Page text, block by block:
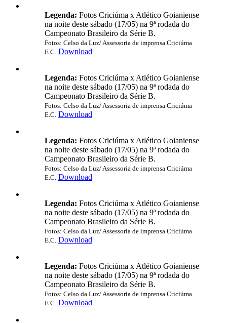
Legenda: Fotos Criciúma x Atlético Goianiense
na noite deste sábado (17/05) na 9ª rodada do
Campeonato Brasileiro da Série B.
Fotos: Celso da Luz/ Assessoria de imprensa Criciúma
E.C. Download
Legenda: Fotos Criciúma x Atlético Goianiense
na noite deste sábado (17/05) na 9ª rodada do
Campeonato Brasileiro da Série B.
Fotos: Celso da Luz/ Assessoria de imprensa Criciúma
E.C. Download
Legenda: Fotos Criciúma x Atlético Goianiense
na noite deste sábado (17/05) na 9ª rodada do
Campeonato Brasileiro da Série B.
Fotos: Celso da Luz/ Assessoria de imprensa Criciúma
E.C. Download
Legenda: Fotos Criciúma x Atlético Goianiense
na noite deste sábado (17/05) na 9ª rodada do
Campeonato Brasileiro da Série B.
Fotos: Celso da Luz/ Assessoria de imprensa Criciúma
E.C. Download
Legenda: Fotos Criciúma x Atlético Goianiense
na noite deste sábado (17/05) na 9ª rodada do
Campeonato Brasileiro da Série B.
Fotos: Celso da Luz/ Assessoria de imprensa Criciúma
E.C. Download